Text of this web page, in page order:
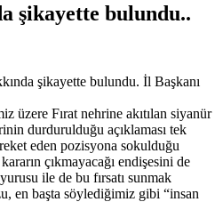
şikayette bulundu..
şikayette bulundu. İl Başkanı
üzere Fırat nehrine akıtılan siyanür
durdurulduğu açıklaması tek
eden pozisyona sokulduğu
çıkmayacağı endişesini de
ile de bu fırsatı sunmak
en başta söylediğimiz gibi “insan